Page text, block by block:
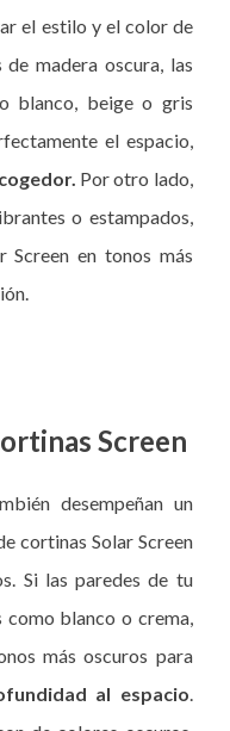
el estilo y el color de
madera oscura, las
blanco, beige o gris
el espacio,
Por otro lado,
o estampados,
Screen en tonos más
Screen
desempeñan un
cortinas Solar Screen
Si las paredes de tu
blanco o crema,
más oscuros para
al espacio.